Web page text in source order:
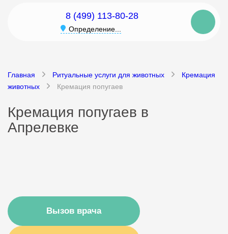
8 (499) 113-80-28
Определение...
Главная Ритуальные услуги для животных
Кремация
животных
Кремация попугаев
Кремация попугаев в
Апрелевке
Вызов врача